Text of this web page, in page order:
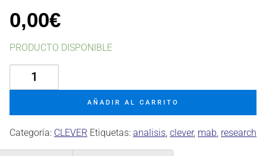
0,00€
PRODUCTO DISPONIBLE
CLEVER
2016
-
Análisis
AÑADIR AL CARRITO
Categoría: CLEVER Etiquetas: analisis clever, mab research